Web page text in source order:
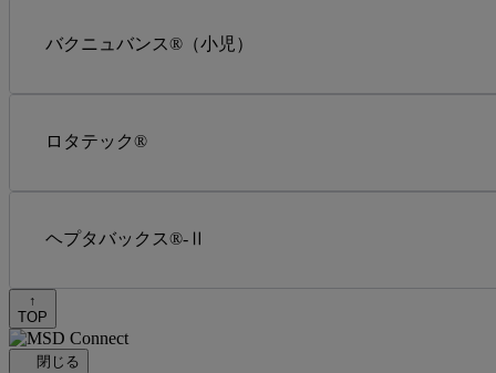
バクニュバンス®（小児）
ロタテック®
ヘプタバックス®-Ⅱ
↑
TOP
閉じる